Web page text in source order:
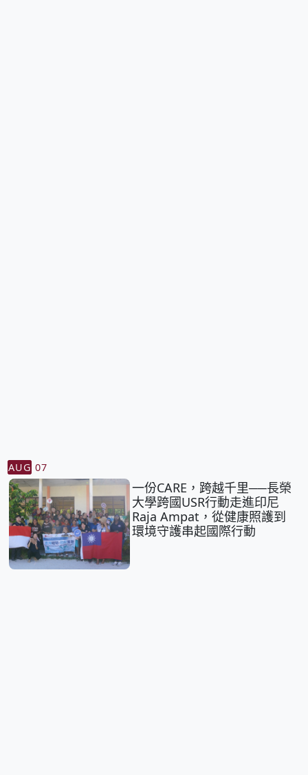
AUG 07
一份CARE，跨越千里──長榮
大學跨國USR行動走進印尼
Raja Ampat，從健康照護到
環境守護串起國際行動